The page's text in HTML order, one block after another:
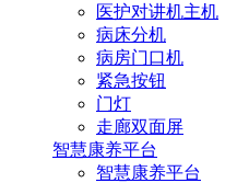
医护对讲机主机
病床分机
病房门口机
紧急按钮
门灯
走廊双面屏
智慧康养平台
智慧康养平台